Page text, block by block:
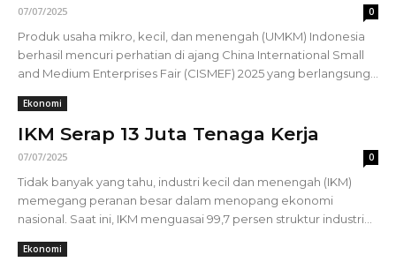
07/07/2025 0
Produk usaha mikro, kecil, dan menengah (UMKM) Indonesia
berhasil mencuri perhatian di ajang China International Small
and Medium Enterprises Fair (CISMEF) 2025 yang berlangsung...
Ekonomi
IKM Serap 13 Juta Tenaga Kerja
07/07/2025 0
Tidak banyak yang tahu, industri kecil dan menengah (IKM)
memegang peranan besar dalam menopang ekonomi
nasional. Saat ini, IKM menguasai 99,7 persen struktur industri...
Ekonomi